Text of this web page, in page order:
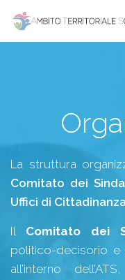
La struttura
Comitato dei
Uffici di
Il Comitato dei
politico-decisorio
all’interno